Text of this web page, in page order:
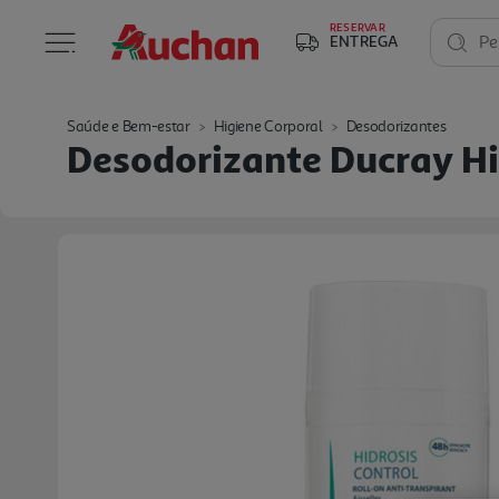
RESERVAR
ENTREGA
Saúde e Bem-estar Higiene Corporal Desodorizantes
Desodorizante Ducray